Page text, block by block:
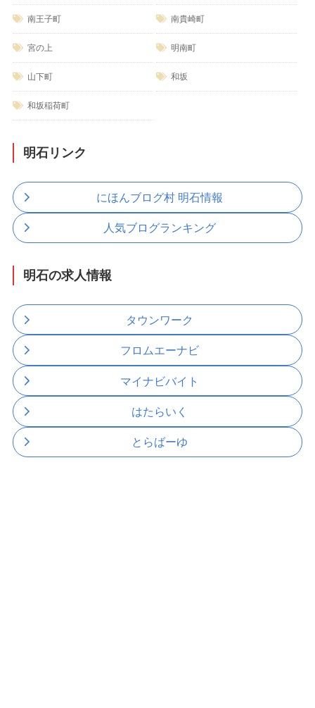
南王子町 南貴崎町
宮の上 明南町
山下町 和坂
和坂稲荷町
明石リンク
にほんブログ村 明石情報
人気ブログランキング
明石の求人情報
タウンワーク
フロムエーナビ
マイナビバイト
はたらいく
とらばーゆ